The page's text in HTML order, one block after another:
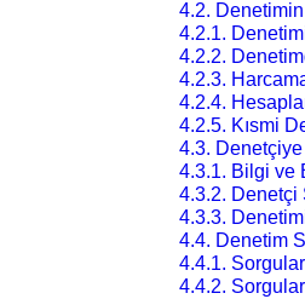
4.2.
4.2.1.
4.2.2.
4.2.3.
4.2.4.
4.2.5. Kısmi
4.3.
4.3.1. Bilgi ve
4.3.2. Denetçi
4.3.3.
4.4. Denetim
4.4.1.
4.4.2.